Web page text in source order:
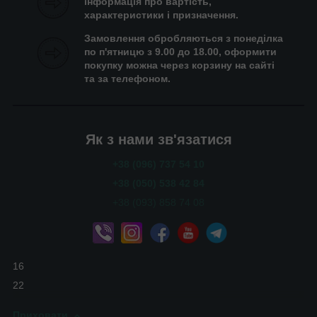
характеристики і призначення.
Замовлення обробляються з понеділка
по п'ятницю з 9.00 до 18.00, оформити
покупку можна через корзину на сайті
та за телефоном.
Як з нами зв'язатися
16
22